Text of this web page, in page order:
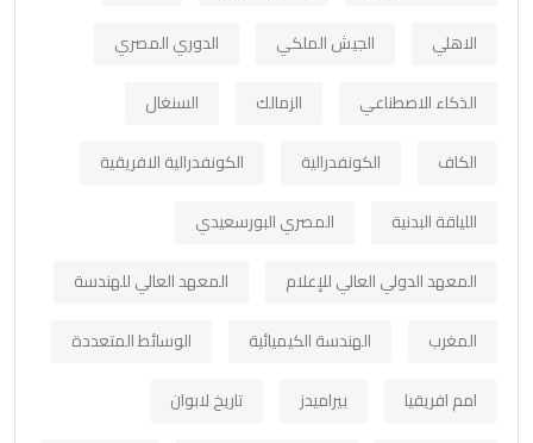
الاهلي
الجيش الملكي
الدوري المصري
الذكاء الاصطناعي
الزمالك
السنغال
الكاف
الكونفدرالية
الكونفدرالية الافريقية
اللياقة البدنية
المصري البورسعيدي
المعهد الدولي العالي للإعلام
المعهد العالي للهندسة
المغرب
الهندسة الكيميائية
الوسائط المتعددة
امم افريقيا
بيراميدز
تاريخ لابوان